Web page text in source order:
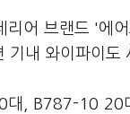
어 브랜드 '에어
내 와이파이도
대, B787-10